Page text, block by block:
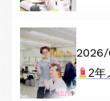
2年